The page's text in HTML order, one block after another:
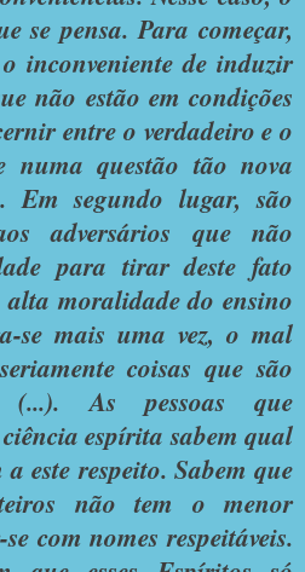
se pensa. Para começar,
inconveniente de induzir
não estão em condições
entre o verdadeiro e o
numa questão tão nova
Em segundo lugar, são
adversários que não
para tirar deste fato
moralidade do ensino
se mais uma vez, o mal
coisas que são
(...). As pessoas que
espírita sabem qual
este respeito. Sabem que
não tem o menor
com nomes respeitáveis.